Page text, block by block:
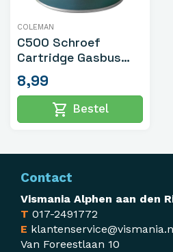
COLEMAN
C500 Schroef
Cartridge Gasbus
500ml
8,99
shopping_cart Bestel
Contact
Vismania Alphen aan den
T 017-2491772
E
Van Foreestlaan 10